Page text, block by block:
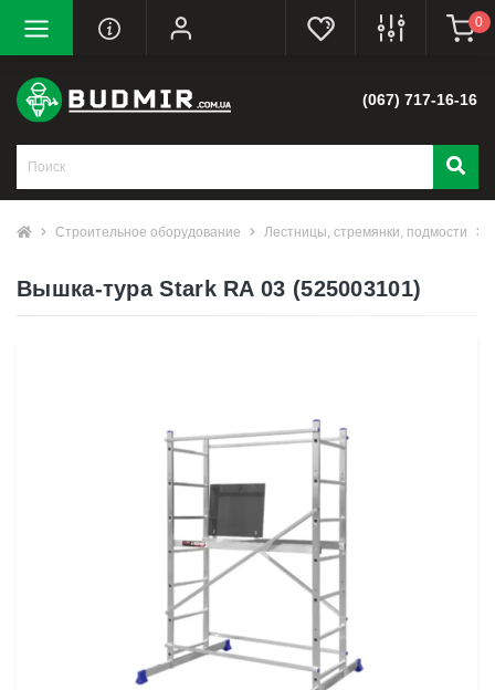
0
(067) 717-16-16
Строительное оборудование Лестницы, стремянки, подмости
Вышка-тура Stark RA 03 (525003101)